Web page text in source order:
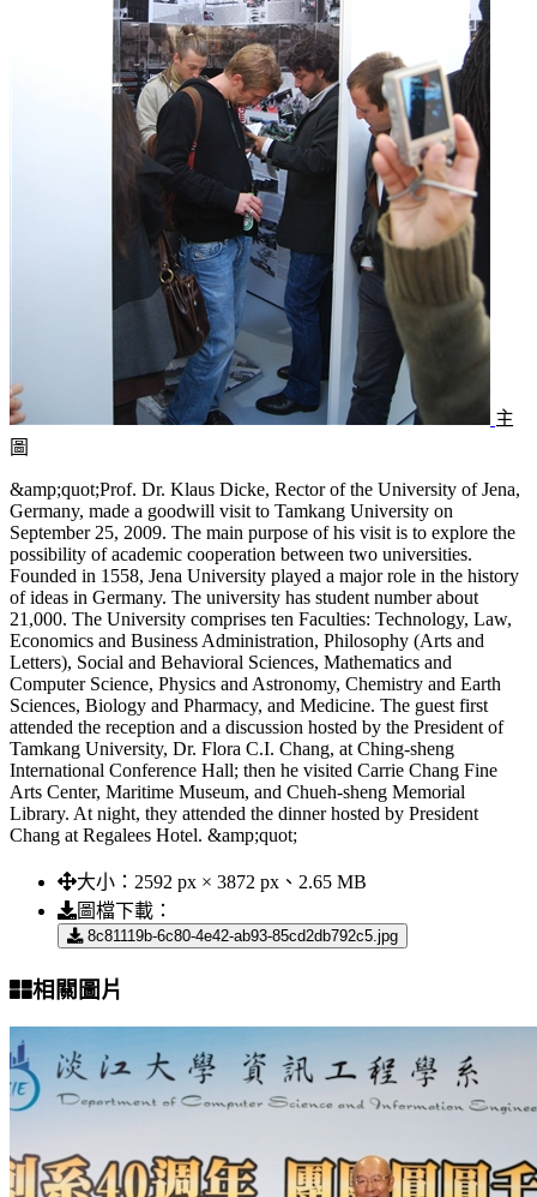
主
圖
&amp;quot;Prof. Dr. Klaus Dicke, Rector of the University of Jena,
Germany, made a goodwill visit to Tamkang University on
September 25, 2009. The main purpose of his visit is to explore the
possibility of academic cooperation between two universities.
Founded in 1558, Jena University played a major role in the history
of ideas in Germany. The university has student number about
21,000. The University comprises ten Faculties: Technology, Law,
Economics and Business Administration, Philosophy (Arts and
Letters), Social and Behavioral Sciences, Mathematics and
Computer Science, Physics and Astronomy, Chemistry and Earth
Sciences, Biology and Pharmacy, and Medicine. The guest first
attended the reception and a discussion hosted by the President of
Tamkang University, Dr. Flora C.I. Chang, at Ching-sheng
International Conference Hall; then he visited Carrie Chang Fine
Arts Center, Maritime Museum, and Chueh-sheng Memorial
Library. At night, they attended the dinner hosted by President
Chang at Regalees Hotel. &amp;quot;
大小： 2592 px × 3872 px、2.65 MB
圖檔下載：
8c81119b-6c80-4e42-ab93-85cd2db792c5.jpg
相關圖片